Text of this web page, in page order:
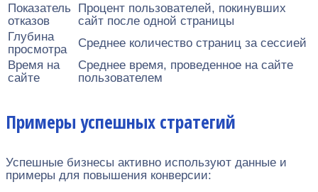
Показатель
отказов
Процент пользователей, покинувших
сайт после одной страницы
Глубина
просмотра
Среднее количество страниц за сессией
Время на
сайте
Среднее время, проведенное на сайте
пользователем
Примеры успешных стратегий
Успешные бизнесы активно используют данные и
примеры для повышения конверсии: